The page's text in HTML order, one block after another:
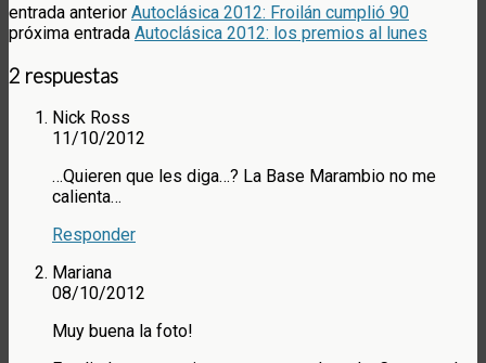
entrada anterior Autoclásica 2012: Froilán cumplió 90
próxima entrada Autoclásica 2012: los premios al lunes
2 respuestas
Nick Ross
11/10/2012
…Quieren que les diga…? La Base Marambio no me
calienta…
Responder
Mariana
08/10/2012
Muy buena la foto!